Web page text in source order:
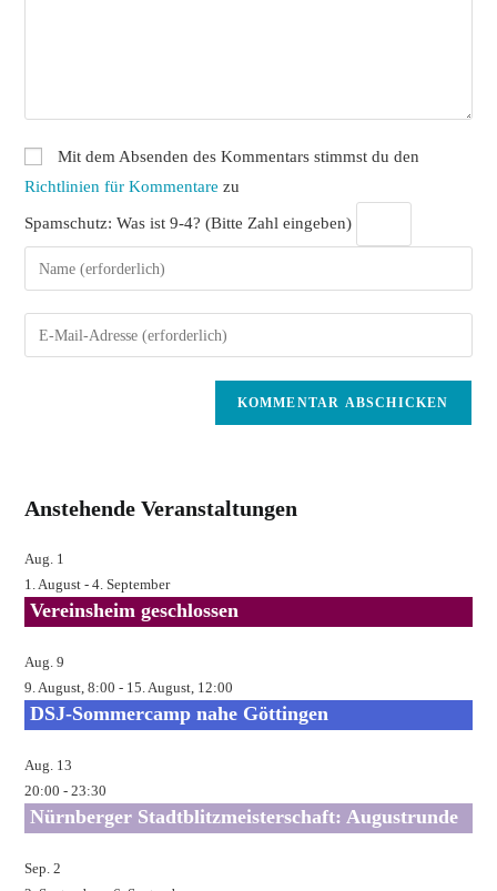
Mit dem Absenden des Kommentars stimmst du den
Richtlinien für Kommentare zu
Spamschutz: Was ist 9-4? (Bitte Zahl eingeben)
Gib
deinen
Namen
oder
Gib
deine
ein
Anstehende Veranstaltungen
Aug. 1
1. August -4. September
Vereinsheim geschlossen
Aug.9
9. August, 8:00 - 15. August, 12:00
DSJ-Sommercamp nahe Göttingen
Aug. 13
20:00 -23:30
Nürnberger Stadtblitzmeisterschaft: Augustrunde
Sep.2